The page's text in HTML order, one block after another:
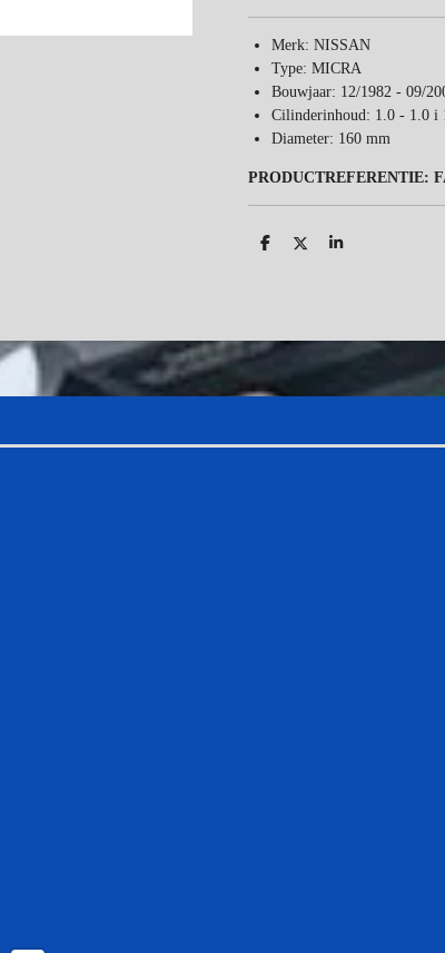
Merk: NISSAN
Type: MICRA
Bouwjaar: 12/1982 - 09/
Cilinderinhoud: 1.0 - 1.0 i
Diameter: 160 mm
PRODUCTREFERENTIE:
D
D
S